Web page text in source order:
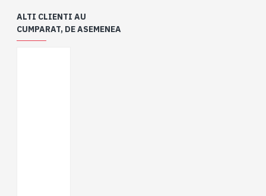
ALTI CLIENTI AU
CUMPARAT, DE ASEMENEA